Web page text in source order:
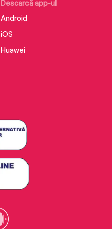
Descarcă app-ul
Android
iOS
Huawei